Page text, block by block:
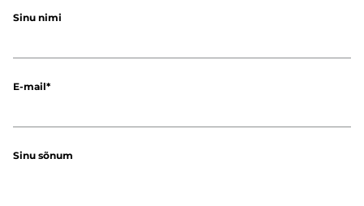
Sinu nimi
E-mail
Sinu sõnum